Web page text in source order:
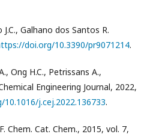
Galhano dos Santos R.
doi.org/10.3390/pr9071214.
Ong H.C., Petrissans A.,
Engineering Journal, 2022,
j.cej.2022.136733.
Chem. Cat. Chem., 2015, vol. 7,